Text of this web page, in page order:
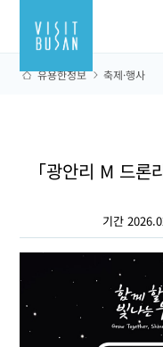
유용한정보 축제·행사
「광안리 M 드
기간